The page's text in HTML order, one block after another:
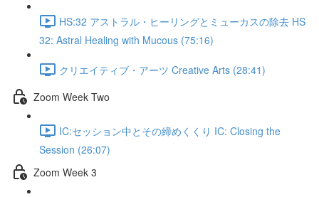
HS:32 アストラル・ヒーリングとミューカスの除去 HS
32: Astral Healing with Mucous (75:16)
クリエイティブ・アーツ Creative Arts (28:41)
Zoom Week Two
IC:セッション中とその締めくくり IC: Closing the
Session (26:07)
Zoom Week 3